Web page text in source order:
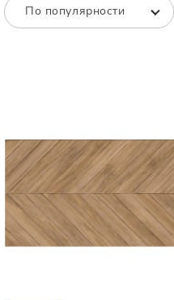
Все
По популярности